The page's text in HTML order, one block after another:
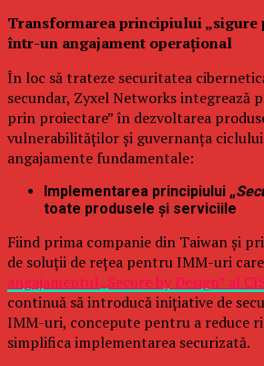
Transformarea principiului „sigure
într-un angajament operațional
În loc să trateze securitatea
secundar, Zyxel Networks integrează
prin proiectare” în dezvoltarea
vulnerabilităților și guvernanța
angajamente fundamentale:
Implementarea principiului „
toate produsele și serviciile
Fiind prima companie din Taiwan și
de soluții de rețea pentru IMM-uri
angajamentul „Secure by Design” al
continuă să introducă inițiative de
IMM-uri, concepute pentru a reduce
simplifica implementarea securizată.